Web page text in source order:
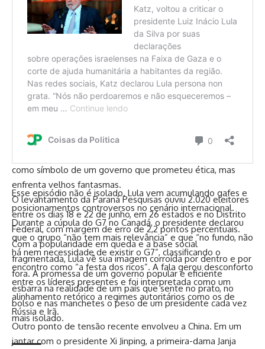
No campo político, o governo ainda tenta conter os danos
onde investigações apontam fraudes milionárias em
como símbolo de um governo que prometeu ética, mas
enfrenta velhos fantasmas.
O levantamento da Paraná Pesquisas ouviu 2.020 eleitores
entre os dias 18 e 22 de junho, em 26 estados e no Distrito
Federal, com margem de erro de 2,2 pontos percentuais.
Com a popularidade em queda e a base social
fragmentada, Lula vê sua imagem corroída por dentro e por
fora. A promessa de um governo popular e eficiente
esbarra na realidade de um país que sente no prato, no
bolso e nas manchetes o peso de um presidente cada vez
mais isolado.
Esse episódio não é isolado. Lula vem acumulando gafes e
posicionamentos controversos no cenário internacional.
Durante a cúpula do G7 no Canadá, o presidente declarou
que o grupo “não tem mais relevância” e que “no fundo, não
há nem necessidade de existir o G7”, classificando o
encontro como “a festa dos ricos”. A fala gerou desconforto
entre os líderes presentes e foi interpretada como um
alinhamento retórico a regimes autoritários como os de
Rússia e Irã.
Outro ponto de tensão recente envolveu a China. Em um
jantar com o presidente Xi Jinping, a primeira-dama Janja